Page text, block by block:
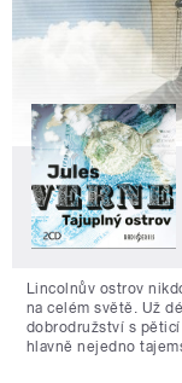
Lincolnův ostrov
na celém světě. Už
dobrodružství s
hlavně nejedno